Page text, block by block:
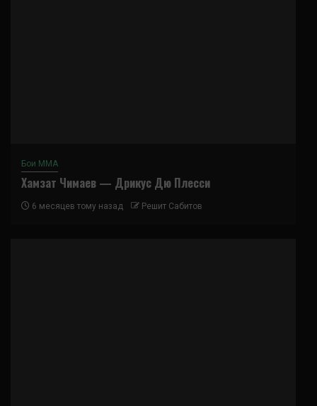
Бои ММА
Хамзат Чимаев — Дрикус Дю Плесси
6 месяцев тому назад Решит Сабитов